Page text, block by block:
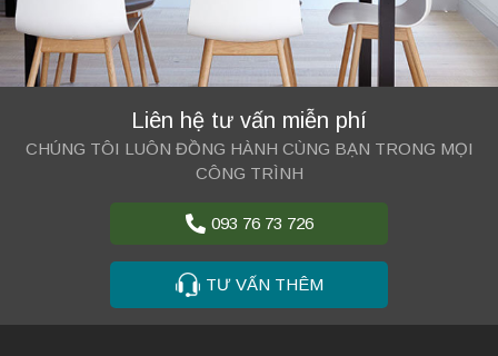
Liên hệ tư vấn miễn phí
CHÚNG TÔI LUÔN ĐỒNG HÀNH CÙNG BẠN TRONG MỌI
CÔNG TRÌNH
093 76 73 726
TƯ VẤN THÊM